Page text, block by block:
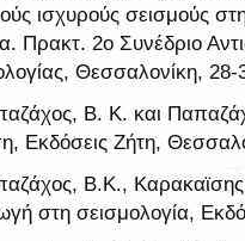
ισχυρούς σεισμούς
Πρακτ. 2ο Συνέδριο
Θεσσαλονίκη,
Β. Κ. και
Εκδόσεις Ζήτη,
Β.Κ.,
στη σεισμολογία,